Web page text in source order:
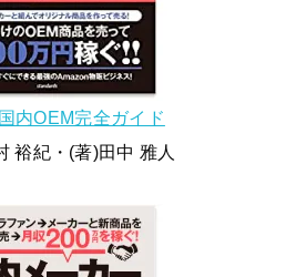
内OEM完全ガイド
裕紀・(著)田中 雅人